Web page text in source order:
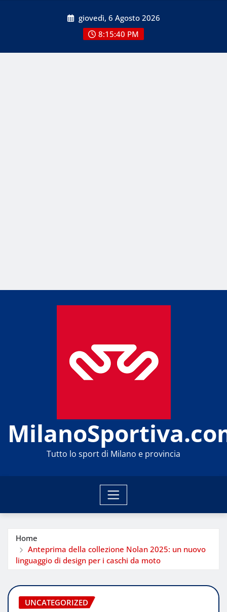
giovedì, 6 Agosto 2026
8:15:43 PM
Tutto lo sport di Milano e provincia
Home
Anteprima della collezione Nolan 2025: un nuovo
linguaggio di design per i caschi da moto
UNCATEGORIZED